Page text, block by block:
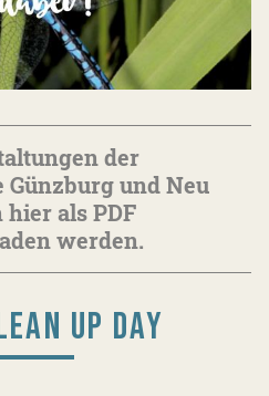
der
und Neu
als PDF
werden.
UP DAY